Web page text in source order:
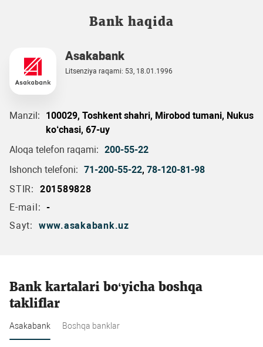
Bank haqida
Asakabank
Litsenziya raqami: 53, 18.01.1996
Manzil:
100029, Toshkent shahri, Mirobod tumani, Nukus
ko‘chasi, 67-uy
Aloqa telefon raqami: 200-55-22
Ishonch telefoni: 71-200-55-22, 78-120-81-98
STIR:
201589828
E-mail: -
Sayt:
www.asakabank.uz
Bank kartalari bo‘yicha boshqa
takliflar
Asakabank Boshqa banklar